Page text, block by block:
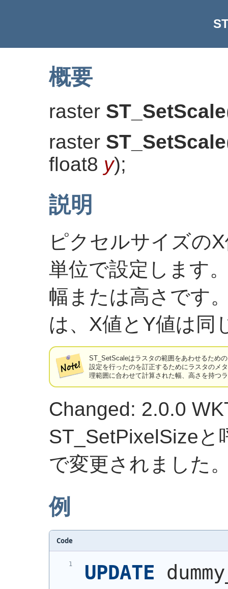
概要
raster ST_SetScale
raster ST_SetScale
float8 y);
説明
ピクセルサイズの
単位で設定します
幅または高さです
は、X値とY値は同
ST_SetScaleはラスタの範囲をあわせるため
設定を行ったのを訂正するためにラスタのメ
理範囲に合わせて計算された幅、高さを持つ
Changed: 2.0.0
ST_SetPixelSize
で変更されました
例
Code
UPDATE